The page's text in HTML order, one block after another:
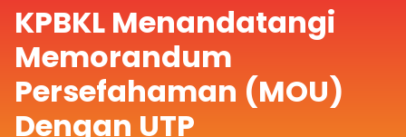
KPBKL Menandatangi
Memorandum
Persefahaman (MOU)
Dengan UTP